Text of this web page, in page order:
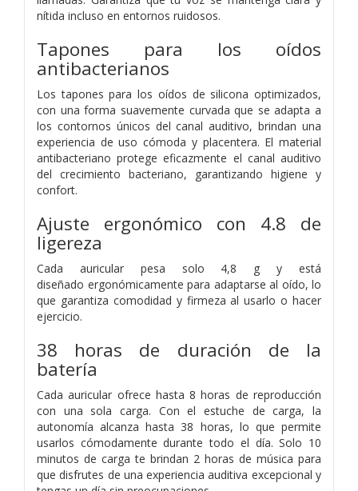
nítida incluso en entornos ruidosos.
Tapones para los oídos
antibacterianos
Los tapones para los oídos de silicona optimizados,
con una forma suavemente curvadaque se adapta a
los contornos únicos del canal auditivo,brindan una
experiencia de uso cómoda y placentera. El material
antibacteriano protege eficazmente el canal auditivo
del crecimiento bacteriano, garantizando higiene y
confort.
Ajuste ergonómico con 4.8 de
ligereza
Cada auricular pesa solo 4,8 g y está
diseñado ergonómicamente para adaptarse al oído, lo
que garantiza comodidad y firmeza al usarloo hacer
ejercicio.
38 horas de duración de la
batería
Cada auricular ofrece hasta 8 horas de reproducción
con una sola carga. Con el estuche de carga, la
autonomía alcanza hasta 38 horas, lo que permite
usarlos cómodamente durante todo el día. Solo 10
minutos de carga te brindan 2 horas de música para
que disfrutes de una experiencia auditiva excepcional y